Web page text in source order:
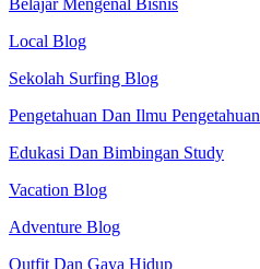
Belajar Mengenal Bisnis
Local Blog
Sekolah Surfing Blog
Pengetahuan Dan Ilmu Pengetahuan
Edukasi Dan Bimbingan Study
Vacation Blog
Adventure Blog
Outfit Dan Gaya Hidup